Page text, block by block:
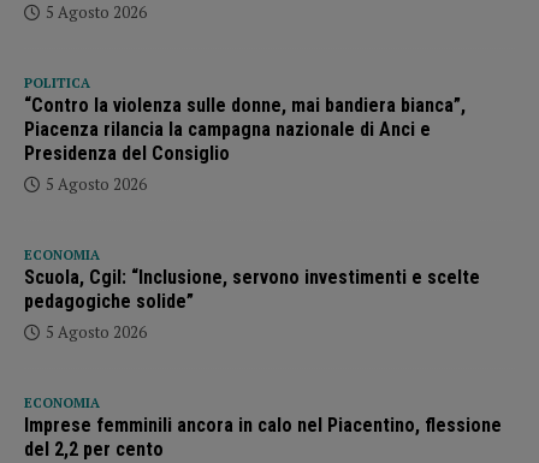
5 Agosto 2026
POLITICA
“Contro la violenza sulle donne, mai bandiera bianca”,
Piacenza rilancia la campagna nazionale di Anci e
Presidenza del Consiglio
5 Agosto 2026
ECONOMIA
Scuola, Cgil: “Inclusione, servono investimenti e scelte
pedagogiche solide”
5 Agosto 2026
ECONOMIA
Imprese femminili ancora in calo nel Piacentino, flessione
del 2,2 per cento